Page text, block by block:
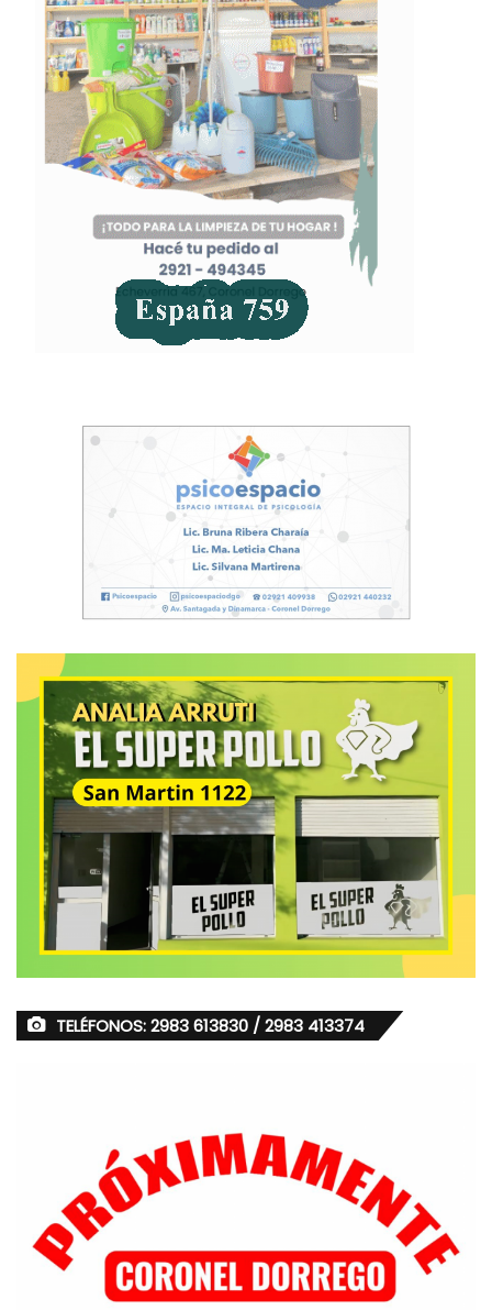
TELÉFONOS: 2983 613830 / 2983 413374